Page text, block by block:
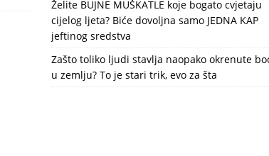
Želite BUJNE MUŠKATLE koje bogato cvjetaju
cijelog ljeta? Biće dovoljna samo JEDNA KAP
jeftinog sredstva
Zašto toliko ljudi stavlja naopako okrenute
u zemlju? To je stari trik, evo za šta